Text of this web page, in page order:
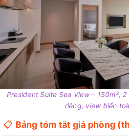
President Suite Sea View – 150m²,
riêng, view biển
📋 Bảng tóm tắt giá phòng